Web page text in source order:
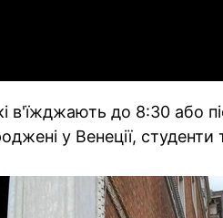
в'їжджають до 8:30 або
у Венеції, студенти